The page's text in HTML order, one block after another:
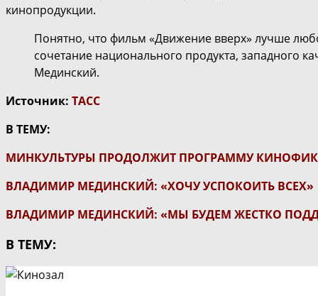
кинопродукции.
Понятно, что фильм «Движение вверх» лучше
сочетание национального продукта, западного
Мединский.
Источник: ТАСС
В ТЕМУ:
МИНКУЛЬТУРЫ ПРОДОЛЖИТ ПРОГРАММУ
ВЛАДИМИР МЕДИНСКИЙ: «ХОЧУ УСПОКОИТЬ ВСЕХ»
ВЛАДИМИР МЕДИНСКИЙ: «МЫ БУДЕМ ЖЕСТКО
В ТЕМУ: